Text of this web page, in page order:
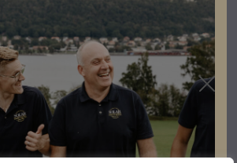
med högsta kvalitet för allt inom
elbilsladdning och energilagring.
Innovation
tiden efter att ligga i framkant vad